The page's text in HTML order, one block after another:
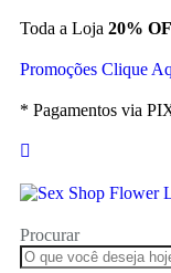
Toda a Loja 20%
Promoções Clique
* Pagamentos via
Procurar